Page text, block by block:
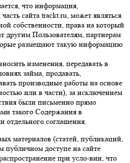
что информация,
сайта trackt.ru, может являться
собственности, права на который
Пользователям, партнерам
размещают такую информацию
изменения, передавать в
займа, продавать,
производные работы на основе
или в части), за исключением
были письменно прямо
такого Содержания в
отдельного соглашения.
материалов (статей, публикаций,
публичном доступе на сайте
при усло-вии, что